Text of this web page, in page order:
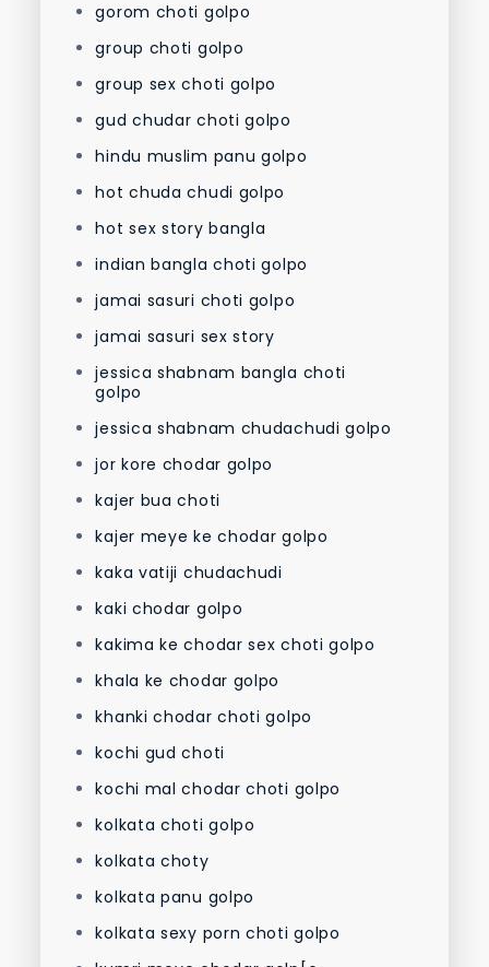
gorom choti golpo
group choti golpo
group sex choti golpo
gud chudar choti golpo
hindu muslim panu golpo
hot chuda chudi golpo
hot sex story bangla
indian bangla choti golpo
jamai sasuri choti golpo
jamai sasuri sex story
jessica shabnam bangla choti
golpo
jessica shabnam chudachudi golpo
jor kore chodar golpo
kajer bua choti
kajer meye ke chodar golpo
kaka vatiji chudachudi
kaki chodar golpo
kakima ke chodar sex choti golpo
khala ke chodar golpo
khanki chodar choti golpo
kochi gud choti
kochi mal chodar choti golpo
kolkata choti golpo
kolkata choty
kolkata panu golpo
kolkata sexy porn choti golpo